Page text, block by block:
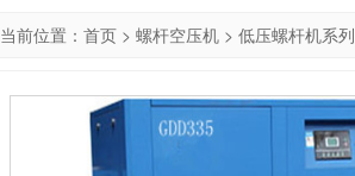
当前位置： 首页 > 螺杆空压机 > 低压螺杆机系列